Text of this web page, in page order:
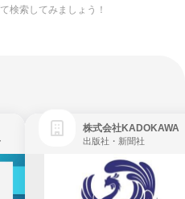
検索してみましょう！
株式会社KADOKAWA
出版社・新聞社